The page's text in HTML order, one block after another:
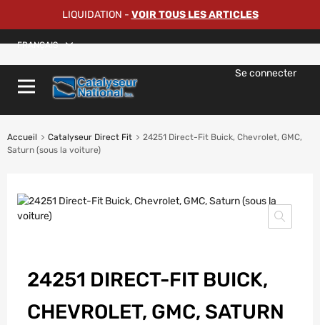
LIQUIDATION - VOIR TOUS LES ARTICLES
FRANÇAIS
Se connecter
Accueil Catalyseur Direct Fit
24251 Direct-Fit Buick, Chevrolet, GMC,
Saturn (sous la voiture)
24251 DIRECT-FIT BUICK,
CHEVROLET, GMC, SATURN